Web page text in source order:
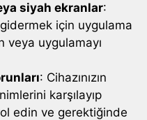
siyah ekranlar:
için uygulama
veya uygulamayı
: Cihazınızın
karşılayıp
edin ve gerektiğinde